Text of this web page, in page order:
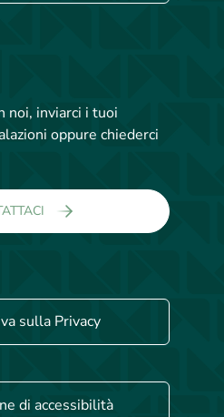
noi, inviarci i tuoi
oppure chiederci
sulla Privacy
di accessibilità